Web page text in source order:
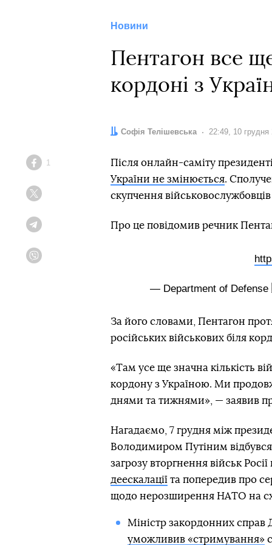
Новини
Пентагон все
кордоні з
Автор:
Софія Телішевська Дата:
22:49, 10 грудня
Facebook
1
Після онлайн-саміту
України не змінюється.
скупчення військовослужбовців
Про це повідомив речник
— Department of
За його словами, Пентагон
російських військових біля
«Там усе ще значна кількість
кордону з Україною. Ми
днями та тижнями», — заявив
Нагадаємо, 7 грудня між
Володимиром Путіним відбувся
загрозу вторгнення військ
деескалації та попередив про
щодо нерозширення НАТО на
Міністр закордонних
уможливив «стримування»